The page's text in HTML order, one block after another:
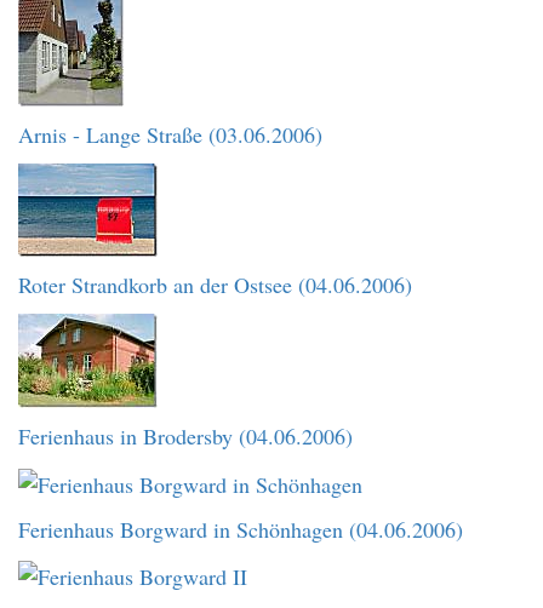
Arnis - Lange Straße (03.06.2006)
Roter Strandkorb an der Ostsee (04.06.2006)
Ferienhaus in Brodersby (04.06.2006)
Ferienhaus Borgward in Schönhagen (04.06.2006)